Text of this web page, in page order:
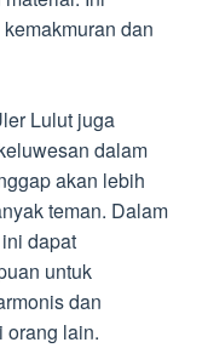
dan
Lulut juga
dalam
akan lebih
teman. Dalam
dapat
untuk
dan
orang lain.